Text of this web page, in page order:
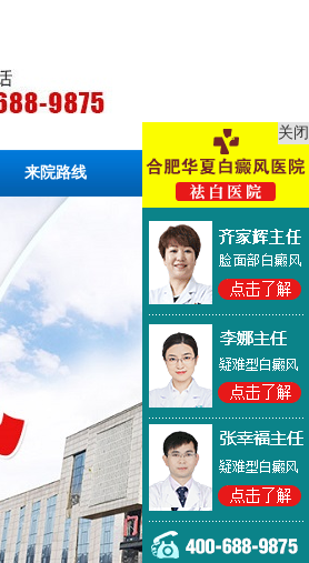
来院路线
关闭